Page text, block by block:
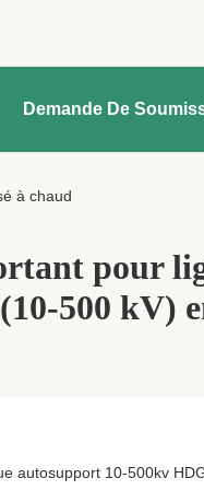
Demande De
à chaud
pour
500 kV)
autosupport 10-500kv